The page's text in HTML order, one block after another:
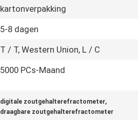
kartonverpakking
5-8 dagen
T / T, Western Union, L / C
5000 PCs-Maand
digitale zoutgehalterefractometer,
draagbare zoutgehalterefractometer